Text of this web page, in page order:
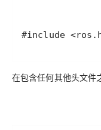
#include
在包含任何其他头文件